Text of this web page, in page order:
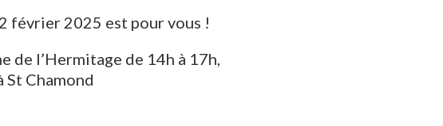
février 2025 est pour vous !
de l’Hermitage de 14h à 17h,
St Chamond